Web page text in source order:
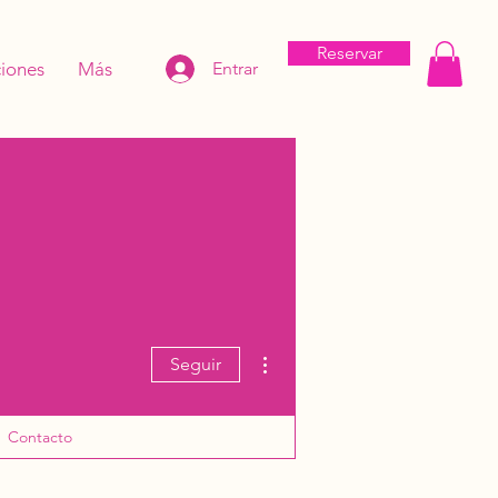
Más Entrar
Reservar
Seguir
Contacto